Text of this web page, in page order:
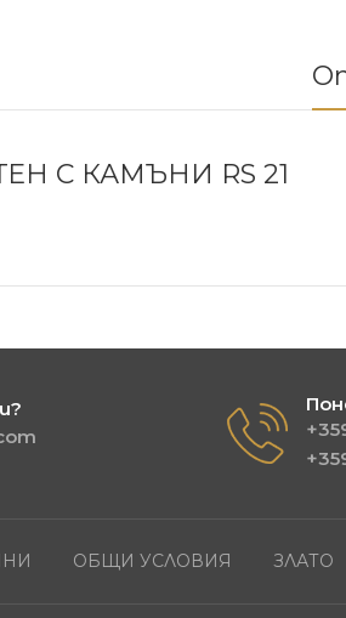
С КАМЪНИ RS 21
ОБЩИ УСЛОВИЯ ЗЛАТО